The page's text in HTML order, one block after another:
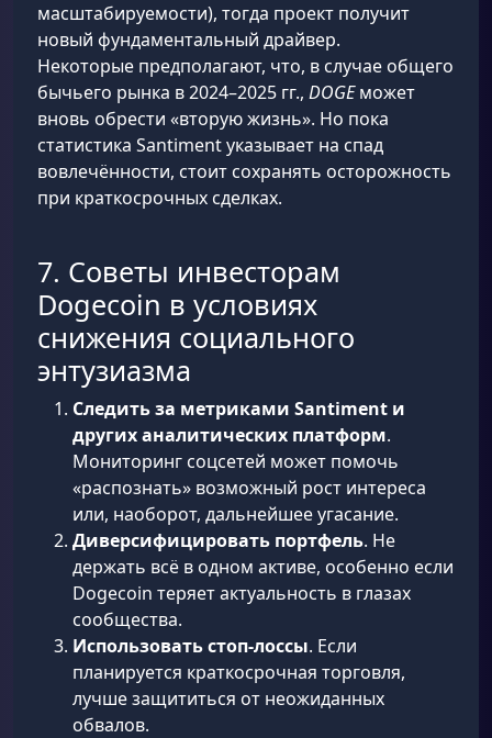
масштабируемости), тогда проект получит
новый фундаментальный драйвер.
Некоторые предполагают, что, в случае общего
бычьего рынка в 2024–2025 гг., DOGEможет
вновь обрести «вторую жизнь». Но пока
статистика Santiment указывает на спад
вовлечённости, стоит сохранять осторожность
при краткосрочных сделках.
7. Советы инвесторам
Dogecoin в условиях
снижения социального
энтузиазма
Следить за метриками Santiment и
других аналитических платформ.
Мониторинг соцсетей может помочь
«распознать» возможный рост интереса
или, наоборот, дальнейшее угасание.
Диверсифицировать портфель. Не
держать всё в одном активе, особенно если
Dogecoin теряет актуальность в глазах
сообщества.
Использовать стоп-лоссы. Если
планируется краткосрочная торговля,
лучше защититься от неожиданных
обвалов.